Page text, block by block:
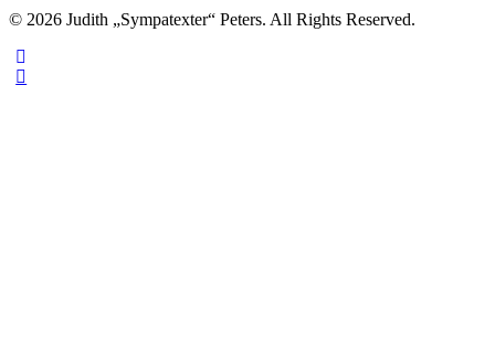
© 2026 Judith „Sympatexter“ Peters. All Rights Reserved.